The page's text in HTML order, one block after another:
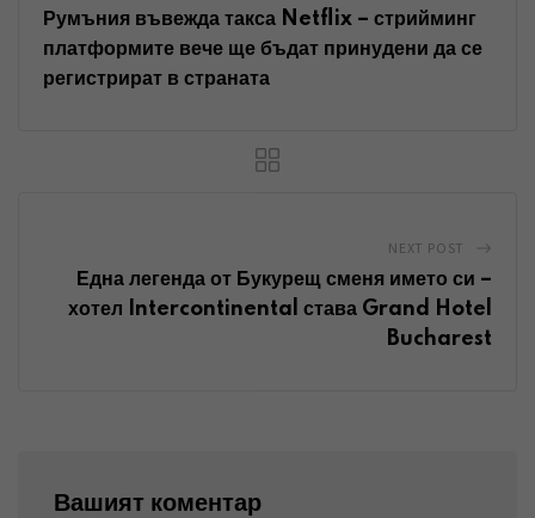
I
n
p
p
i
a
E
a
Румъния въвежда такса Netflix – стрийминг
платформите вече ще бъдат принудени да се
регистрират в страната
NEXT POST
Една легенда от Букурещ сменя името си –
хотел Intercontinental става Grand Hotel
Bucharest
Вашият коментар